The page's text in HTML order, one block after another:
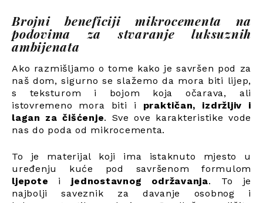
Brojni beneficiji mikrocementa na
podovima za stvaranje luksuznih
ambijenata
Ako razmišljamo o tome kako je savršen pod za
naš dom, sigurno se slažemo da mora biti lijep,
s teksturom i bojom koja očarava, ali
istovremeno mora biti i praktičan, izdržljiv i
lagan za čišćenje. Sve ove karakteristike vode
nas do poda od mikrocementa.
To je materijal koji ima istaknuto mjesto u
uređenju kuće pod savršenom formulom
ljepote i jednostavnog održavanja. To je
najbolji saveznik za davanje osobnog i